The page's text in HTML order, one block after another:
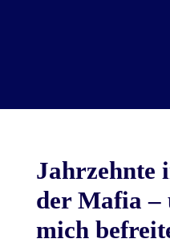
Jahrzehnte
der Mafia –
mich